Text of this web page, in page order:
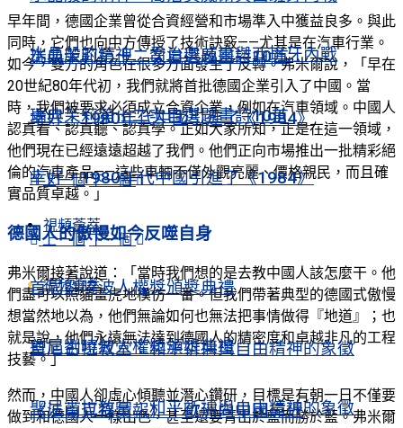
瑞典茉莉第十二次自選題畫詩10首
幸好，1980年代中國引進了《1984》
上一個 下一個
視頻薈萃
首屆劉曉波人權獎頒獎典禮
聖尼古拉教堂：和平祈禱與自由精神的象徵
《法蘭克福彙報》：歐洲向中國靠近
水晶般的精神：喬治奧威爾與西班牙內戰
瑞典茉莉第十二次自選題畫詩10首
幸好，1980年代中國引進了《1984》
上一個 下一個
視頻薈萃
首屆劉曉波人權獎頒獎典禮
聖尼古拉教堂：和平祈禱與自由精神的象徵
早年間，德國企業曾從合資經營和市場準入中獲益良多。與此
同時，它們也向中方傳授了技術訣竅——尤其是在汽車行業。
如今，雙方的角色在很多方面發生了反轉。弗米爾說，「早在
20世紀80年代初，我們就將首批德國企業引入了中國。當
時，我們被要求必須成立合資企業，例如在汽車領域。中國人
認真看、認真聽、認真學。正如大家所知，正是在這一領域，
他們現在已經遠遠超越了我們。他們正向市場推出一批精彩絕
倫的汽車產品——這些車輛不僅外觀亮麗、價格親民，而且確
實品質卓越。」
德國人的傲慢如今反噬自身
弗米爾接著說道：「當時我們想的是去教中國人該怎麼干。他
們盡可以照貓畫虎地模仿一番。但我們帶著典型的德國式傲慢
想當然地以為，他們無論如何也無法把事情做得『地道』；也
就是說，他們永遠無法達到德國人的精密度和卓越非凡的工程
技藝。」
然而，中國人卻虛心傾聽並潛心鑽研，目標是有朝一日不僅要
做到和德國人一樣出色，甚至還要青出於藍而勝於藍。弗米爾